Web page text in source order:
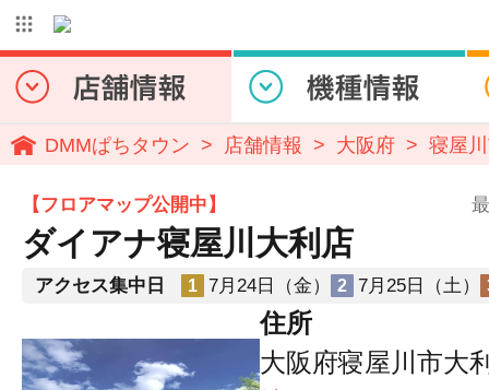
DMMぱちタウン 店舗情報 大阪府 寝屋
【フロアマップ公開中】
ダイアナ寝屋川大利店
アクセス集中日 1 7月24日（金） 2 7月25日（土）
住所
大阪府寝屋川市大